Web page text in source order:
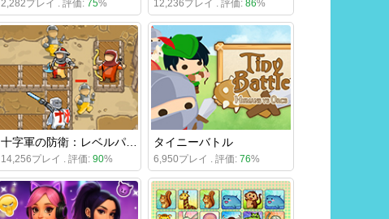
2,282プレイ . 評価: 75% 12,236プレイ . 評価: 86%
14,256プレイ . 評価: 90%
タイニーバトル
6,950プレイ . 評価: 76%